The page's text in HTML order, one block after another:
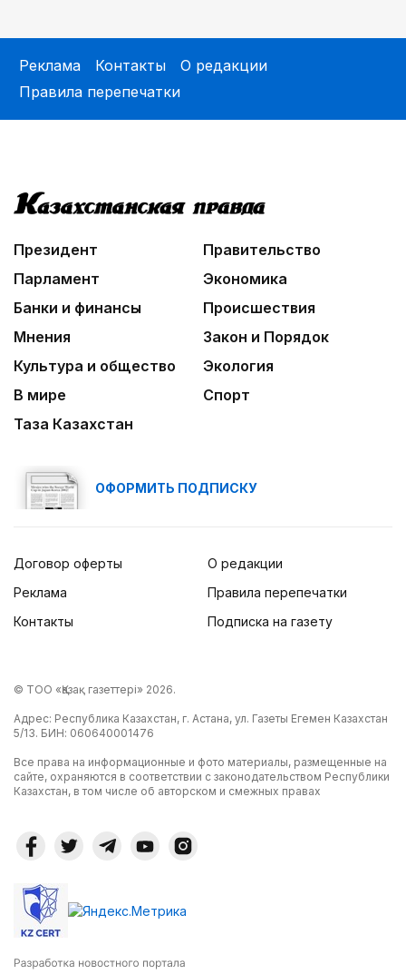
Реклама Контакты
О редакции
Правила перепечатки
Президент
Правительство
Парламент
Экономика
Банки и финансы
Происшествия
Мнения
Закон и Порядок
Культура и общество
Экология
В мире
Спорт
Таза Казахстан
ОФОРМИТЬ ПОДПИСКУ
Договор оферты
Реклама
Контакты
О редакции
Правила перепечатки
Подписка на газету
© ТОО «Қазақ газеттері» 2026.
Адрес: Республика Казахстан, г. Астана, ул. Газеты Егемен Казахстан
5/13. БИН: 060640001476
Все права на информационные и фото материалы, размещенные на
сайте, охраняются в соответствии с законодательством Республики
Казахстан, в том числе об авторском и смежных правах